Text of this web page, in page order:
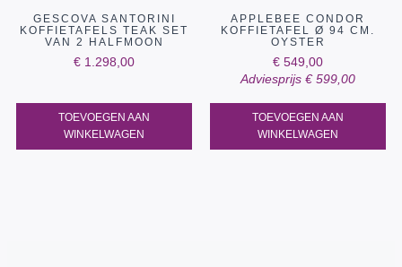
GESCOVA SANTORINI
KOFFIETAFELS TEAK SET
VAN 2 HALFMOON
€ 1.298,00
TOEVOEGEN AAN
WINKELWAGEN
APPLEBEE CONDOR
KOFFIETAFEL Ø 94 CM.
OYSTER
€ 549,00
Adviesprijs €599,00
TOEVOEGEN AAN
WINKELWAGEN